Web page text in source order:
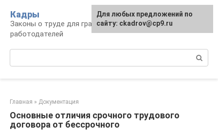
контенту
Кадры
Законы о труде для граждан и
работодателей
Главная » Документация
Основные отличия срочного трудового
договора от бессрочного
Для любых предложений по
сайту: ckadrov@cp9.ru